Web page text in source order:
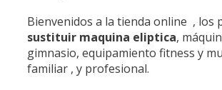
Bienvenidos a la tienda online , los
sustituir maquina eliptica,
gimnasio, equipamiento fitness y
familiar , y profesional.